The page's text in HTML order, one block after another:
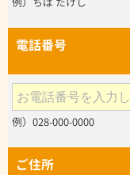
電話番号
例）028-000-0000
ご住所